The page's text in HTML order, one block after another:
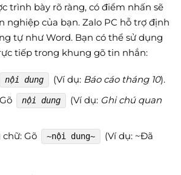
trình bày rõ ràng, có điểm nhấn sẽ
nghiệp của bạn. Zalo PC hỗ trợ định
tự như Word. Bạn có thể sử dụng
tiếp trong khung gõ tin nhắn:
nội dung (Ví dụ: Báo cáo tháng 10).
nội dung (Ví dụ: Ghi chú quan
Gõ
~nội dung~
(Ví dụ: ~Đã